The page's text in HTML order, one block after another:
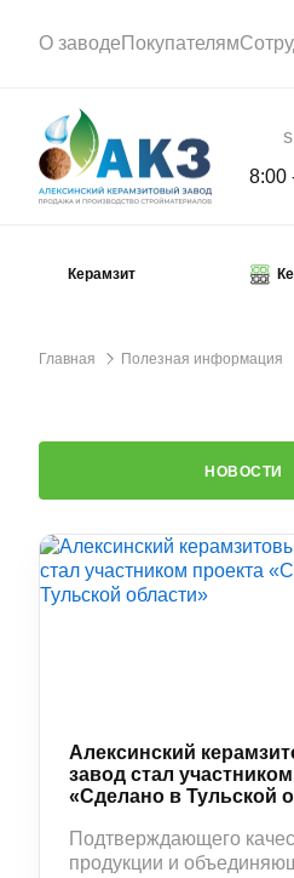
О заводе Покупателям
8:00
Керамзит
Главная Полезная информация
НОВОСТИ
Алексинский
завод стал
«Сделано в Тульской
Подтверждающего
продукции и